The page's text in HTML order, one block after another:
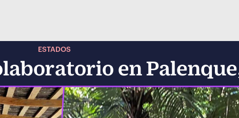
ESTADOS
en